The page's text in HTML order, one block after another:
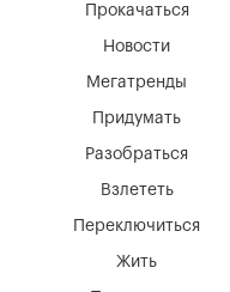
Мегатренды
Придумать
Разобраться
Взлететь
Новости
Переключиться
Жить
Прокачаться